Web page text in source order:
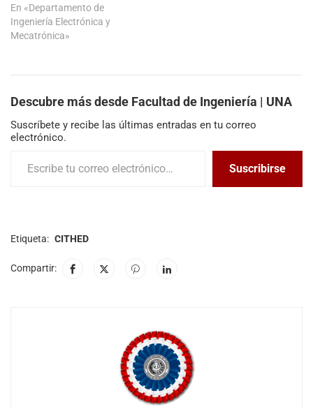
En «Departamento de
Ingeniería Electrónica y
Mecatrónica»
Descubre más desde Facultad de Ingeniería | UNA
Suscríbete y recibe las últimas entradas en tu correo
electrónico.
Suscribirse
Etiqueta: CITHED
Compartir: